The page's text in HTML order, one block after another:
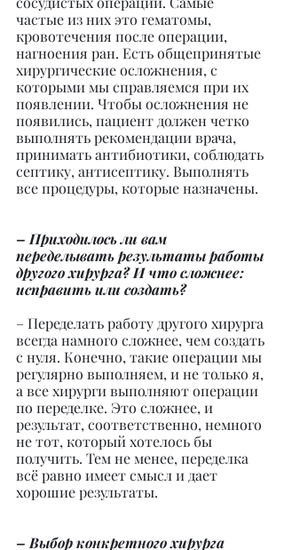
частые из них это гематомы,
кровотечения после операции,
нагноения ран. Есть общепринятые
хирургические осложнения, с
которыми мы справляемся при их
появлении. Чтобы осложнения не
появились, пациент должен четко
выполнять рекомендации врача,
принимать антибиотики, соблюдать
септику, антисептику. Выполнять
все процедуры, которые назначены.
– Приходилось ли вам
переделывать результаты работы
другого хирурга? И что сложнее:
исправить или создать?
– Переделать работу другого хирурга
всегда намного сложнее, чем создать
с нуля. Конечно, такие операции мы
регулярно выполняем, и не только я,
а все хирурги выполняют операции
по переделке. Это сложнее, и
результат, соответственно, немного
не тот, который хотелось бы
получить. Тем не менее, переделка
всё равно имеет смысл и дает
хорошие результаты.
– Выбор конкретного хирурга